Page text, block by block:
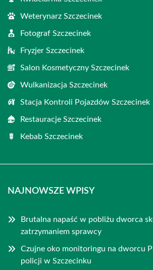
Weterynarz Szczecinek
Fotograf Szczecinek
Fryzjer Szczecinek
Salon Kosmetyczny Szczecinek
Wulkanizacja Szczecinek
Stacja Kontroli Pojazdów Szczecinek
Restauracje Szczecinek
Kebab Szczecinek
NAJNOWSZE WPISY
Brutalna napaść w pobliżu dworca
zatrzymaniem sprawcy
Czujne oko monitoringu na dworcu
policji w Szczecinku